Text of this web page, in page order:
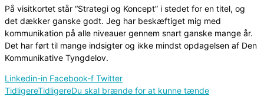
På visitkortet står “Strategi og Koncept” i stedet for en titel, og
det dækker ganske godt. Jeg har beskæftiget mig med
kommunikation på alle niveauer gennem snart ganske mange år.
Det har ført til mange indsigter og ikke mindst opdagelsen af Den
Kommunikative Tyngdelov.
Linkedin-in Facebook-f Twitter
TidligereTidligereDu skal brænde for at kunne tænde